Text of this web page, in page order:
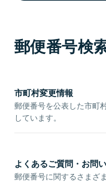
郵便番号検
市町村変更情報
郵便番号を公表した市町
しています。
よくあるご質問・お問
郵便番号に関するさまざ